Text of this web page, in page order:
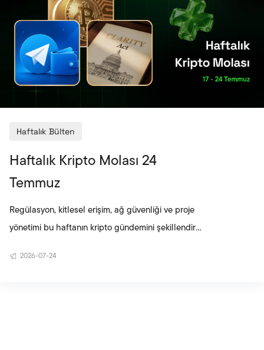
ödemeleri test etmesi, zincir üstü altyapının
geleneksel finans sistemine daha fazla yaklaştığını
ortaya koydu. Aave’ni
Haftalık Bülten
Haftalık Kripto Molası 24
Temmuz
Regülasyon, kitlesel erişim, ağ güvenliği ve proje
yönetimi bu haftanın kripto gündemini şekillendirdi.
2026-07-24